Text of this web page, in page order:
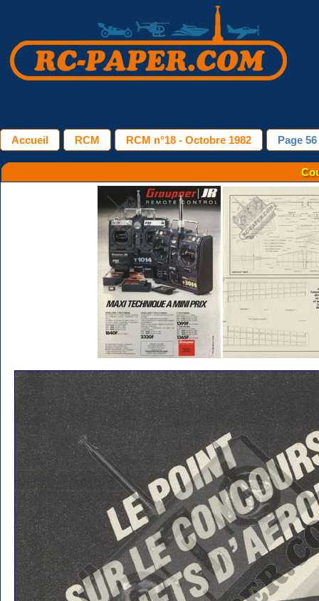
Accueil RCM RCM n°18 - Octobre 1982 Page 56